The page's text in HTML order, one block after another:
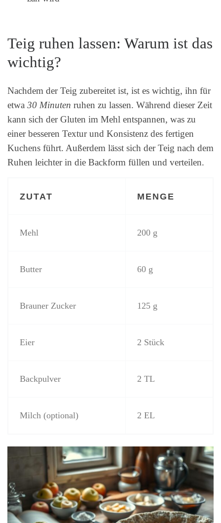
Teig ruhen lassen: Warum ist das
wichtig?
Nachdem der Teig zubereitet ist, ist es wichtig, ihn für
etwa 30 Minuten ruhen zu lassen. Während dieser Zeit
kann sich der Gluten im Mehl entspannen, was zu
einer besseren Textur und Konsistenz des fertigen
Kuchens führt. Außerdem lässt sich der Teig nach dem
Ruhen leichter in die Backform füllen und verteilen.
ZUTAT MENGE
Mehl 200 g
Butter 60 g
Brauner Zucker 125 g
Eier 2 Stück
Backpulver 2 TL
Milch (optional) 2 EL